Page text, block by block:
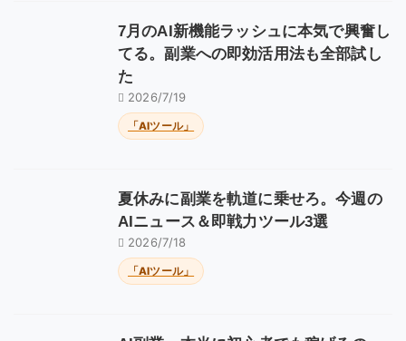
7月のAI新機能ラッシュに本気で興奮し
てる。副業への即効活用法も全部試し
た
2026/7/19
「AIツール」
夏休みに副業を軌道に乗せろ。今週の
AIニュース＆即戦力ツール3選
2026/7/18
「AIツール」